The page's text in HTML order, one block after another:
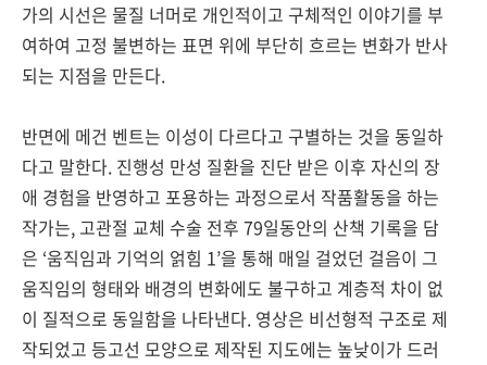
가의 시선은 물질 너머로 개인적이고 구체적인 이야기를 부
여하여 고정 불변하는 표면 위에 부단히 흐르는 변화가 반사
되는 지점을 만든다.
반면에 메건 벤트는 이성이 다르다고 구별하는 것을 동일하
다고 말한다. 진행성 만성 질환을 진단 받은 이후 자신의 장
애 경험을 반영하고 포용하는 과정으로서 작품활동을 하는
작가는, 고관절 교체 수술 전후 79일동안의 산책 기록을 담
은 ‘움직임과 기억의 얽힘 1’을 통해 매일 걸었던 걸음이 그
움직임의 형태와 배경의 변화에도 불구하고 계층적 차이 없
이 질적으로 동일함을 나타낸다. 영상은 비선형적 구조로 제
작되었고 등고선 모양으로 제작된 지도에는 높낮이가 드러